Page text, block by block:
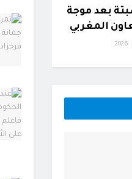
بعد موجة
المغربي